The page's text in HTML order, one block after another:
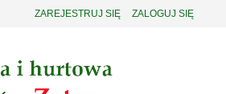
ZAREJESTRUJ SIĘ ZALOGUJ SIĘ